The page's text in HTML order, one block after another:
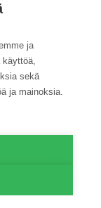
ja
käyttöä,
sekä
ja mainoksia.